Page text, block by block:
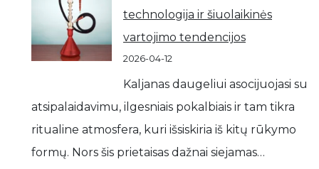
technologija ir šiuolaikinės
vartojimo tendencijos
2026-04-12
Kaljanas daugeliui asocijuojasi su
atsipalaidavimu, ilgesniais pokalbiais ir tam tikra
ritualine atmosfera, kuri išsiskiria iš kitų rūkymo
formų. Nors šis prietaisas dažnai siejamas…